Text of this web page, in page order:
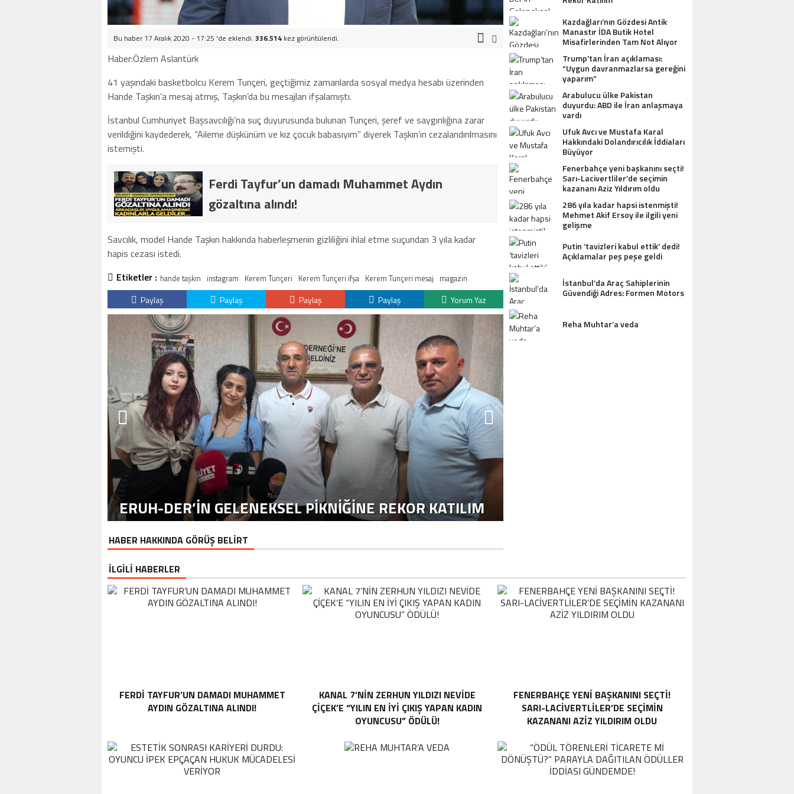
Bu haber 17 Aralık 2020 - 17:25 'de eklendi. 336.514 kez görüntülendi.
Haber:Özlem Aslantürk
41 yaşındaki basketbolcu Kerem Tunçeri, geçtiğimiz zamanlarda sosyal medya hesabı üzerinden
Hande Taşkın’a mesaj atmış, Taşkın’da bu mesajları ifşalamıştı.
İstanbul Cumhuriyet Başsavcılığı’na suç duyurusunda bulunan Tunçeri, şeref ve saygınlığına zarar
verildiğini kaydederek, “Aileme düşkünüm ve kız çocuk babasıyım” diyerek Taşkın’ın cezalandırılmasını
istemişti.
Ferdi Tayfur’un damadı Muhammet Aydın
gözaltına alındı!
Savcılık, model Hande Taşkın hakkında haberleşmenin gizliliğini ihlal etme suçundan 3 yıla kadar
hapis cezası istedi.
Etiketler : hande taşkın instagram Kerem Tunçeri Kerem Tunçeri ifşa Kerem Tunçeri mesaj magazin
Paylaş Paylaş Paylaş Paylaş Yorum Yaz
ERUH-DER’IN GELENEKSEL PIKNIĞINE REKOR KATILIM
KAZDAĞLARI’NIN GÖZDESI ANTIK
HOTEL MISAFIRLERINDEN TAM NOT
HABER HAKKINDA GÖRÜŞ BELİRT
Kazdağları’nın Gözdesi Antik
Manastır İDA Butik Hotel
Misafirlerinden Tam Not Alıyor
Trump’tan İran açıklaması:
“Uygun davranmazlarsa gereğini
yaparım”
Arabulucu ülke Pakistan
duyurdu: ABD ile İran anlaşmaya
vardı
Ufuk Avcı ve Mustafa Karal
Hakkındaki Dolandırıcılık İddiaları
Büyüyor
Fenerbahçe yeni başkanını seçti!
Sarı-Lacivertliler’de seçimin
kazananı Aziz Yıldırım oldu
286 yıla kadar hapsi istenmişti!
Mehmet Akif Ersoy ile ilgili yeni
gelişme
Putin ‘tavizleri kabul ettik’ dedi!
Açıklamalar peş peşe geldi
İstanbul’da Araç Sahiplerinin
Güvendiği Adres: Formen Motors
Reha Muhtar’a veda
İLGİLİ HABERLER
FERDI TAYFUR’UN DAMADI MUHAMMET
AYDIN GÖZALTINA ALINDI!
KANAL 7’NİN ZERHUN YILDIZI NEVİDE
ÇİÇEK’E “YILIN EN İYİ ÇIKIŞ YAPAN KADIN
OYUNCUSU” ÖDÜLÜ!
FENERBAHÇE YENI BAŞKANINI SEÇTI!
SARI-LACIVERTLILER’DE SEÇIMIN
KAZANANI AZIZ YILDIRIM OLDU